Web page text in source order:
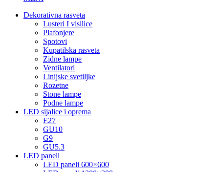
Dekorativna rasveta
Lusteri I visilice
Plafonjere
Spotovi
Kupatilska rasveta
Zidne lampe
Ventilatori
Linijske svetiljke
Rozetne
Stone lampe
Podne lampe
LED sijalice i oprema
E27
GU10
G9
GU5.3
LED paneli
LED paneli 600×600